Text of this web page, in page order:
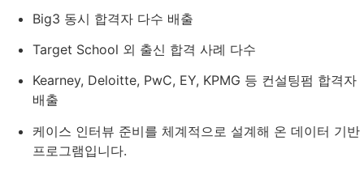
Big3 동시 합격자 다수 배출
Target School 외 출신 합격 사례 다수
Kearney, Deloitte, PwC, EY, KPMG 등 컨설팅펌 합격자
배출
케이스 인터뷰 준비를 체계적으로 설계해 온 데이터 기반
프로그램입니다.